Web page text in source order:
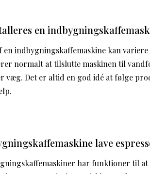
en
en indbygningskaffemaskine kan
normalt at tilslutte maskinen til
væg. Det er altid en god idé at følge
lave
har funktioner til